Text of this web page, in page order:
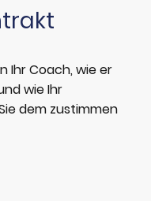
Ihr Coach, wie er
wie Ihr
dem zustimmen